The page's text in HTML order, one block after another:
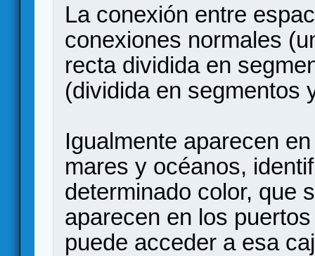
La conexión entre
conexiones normales
recta dividida en
(dividida en segmentos
Igualmente aparecen
mares y océanos,
determinado color, que
aparecen en los
puede acceder a esa